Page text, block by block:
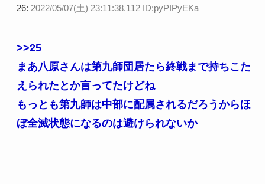
26: 2022/05/07(土) 23:11:38.112 ID:pyPIPyEKa
>>25
まあ八原さんは第九師団居たら終戦まで持ちこた
えられたとか言ってたけどね
もっとも第九師は中部に配属されるだろうからほ
ぼ全滅状態になるのは避けられないか